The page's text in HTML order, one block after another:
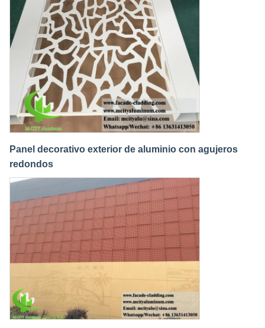
Panel decorativo exterior de aluminio con agujeros
redondos